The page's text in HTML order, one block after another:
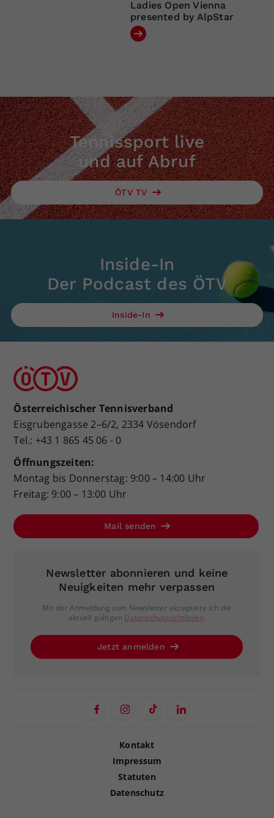
Ladies Open Vienna
presented by AlpStar
Tennissport live
und auf Abruf
ÖTV TV
Inside-In
Der Podcast des ÖTV
Inside-In
Österreichischer Tennisverband
Eisgrubengasse 2–6/2, 2334 Vösendorf
Tel.: +43 1 865 45 06 - 0
Öffnungszeiten:
Montag bis Donnerstag: 9:00 – 14:00 Uhr
Freitag: 9:00 – 13:00 Uhr
Mail senden
Newsletter abonnieren und keine
Neuigkeiten mehr verpassen
Mit der Anmeldung zum Newsletter akzeptiere ich die
aktuell gültigen Datenschutzrichtlinien.
Jetzt anmelden
Kontakt
Impressum
Statuten
Datenschutz